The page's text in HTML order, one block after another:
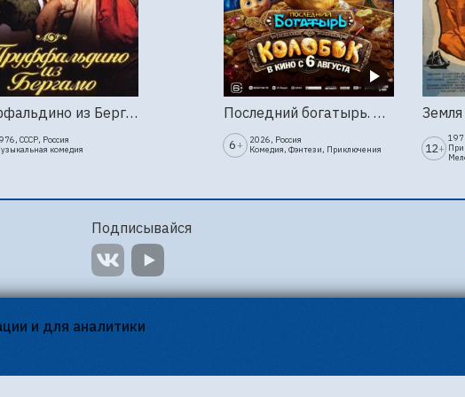
Труффальдино из Бергамо (1976г., Ленфильм, 2 серии)
СССР, Россия
комедия
Последний богатырь. Колобок
6 +
2026, Россия
Комедия, Фэнтези, Приключения
12+
и для аналитики
Подписывайся